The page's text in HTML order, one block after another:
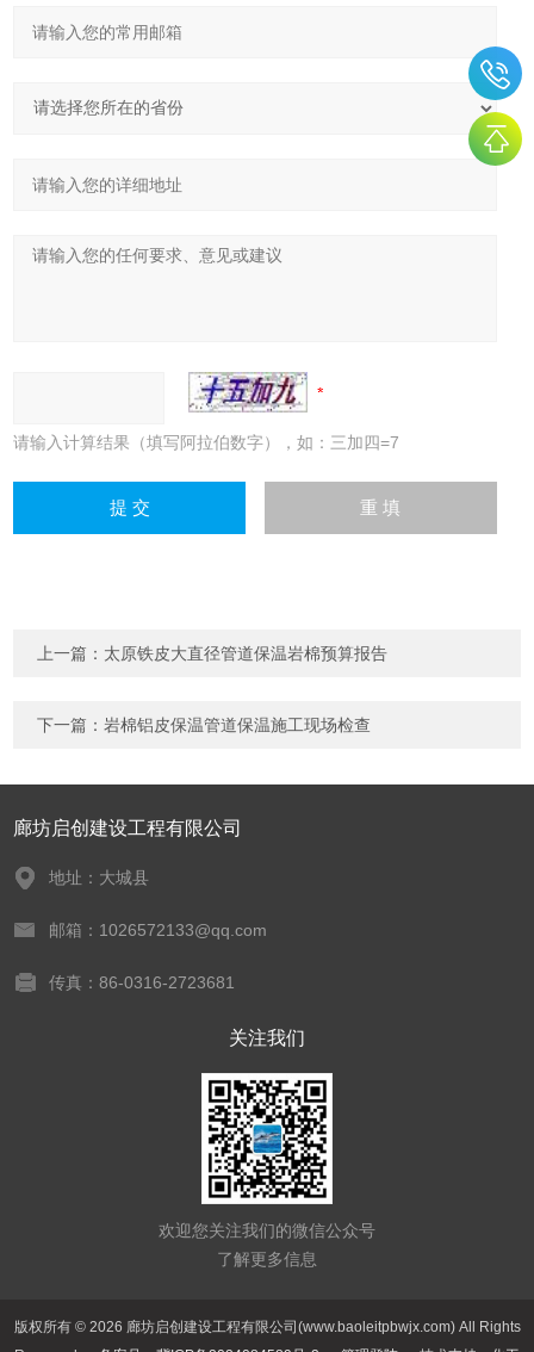
请输入计算结果（填写阿拉伯数字），如：三加四=7
上一篇： 太原铁皮大直径管道保温岩棉预算报告
下一篇：岩棉铝皮保温管道保温施工现场检查
廊坊启创建设工程有限公司
地址：大城县
邮箱：1026572133@qq.com
传真：86-0316-2723681
关注我们
欢迎您关注我们的微信公众号
了解更多信息
版权所有 © 2026 廊坊启创建设工程有限公司(www.baoleitpbwjx.com) All Rights